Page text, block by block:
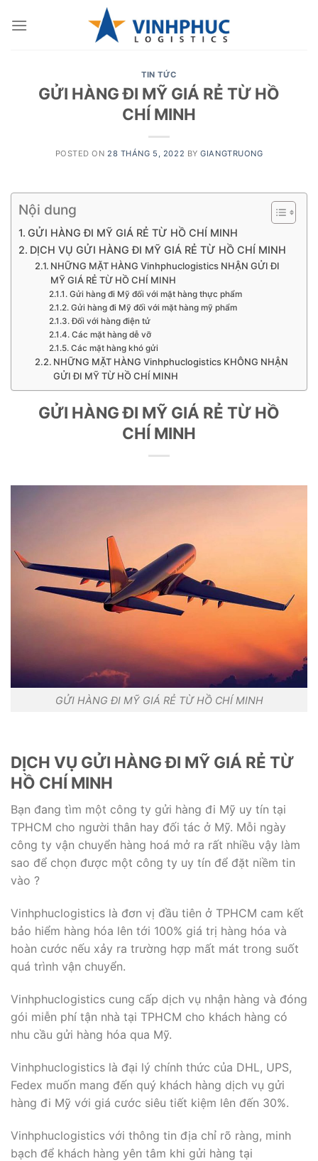
TIN TỨC
GỬI HÀNG ĐI MỸ GIÁ RẺ TỪ HỒ
CHÍ MINH
POSTED ON 28 THÁNG 5, 2022 BYGIANGTRUONG
Nội dung
GỬI HÀNG ĐI MỸ GIÁ RẺ TỪ HỒ CHÍ MINH
DỊCH VỤ GỬI HÀNG ĐI MỸ GIÁ RẺ TỪ HỒ CHÍ MINH
NHỮNG MẶT HÀNG Vinhphuclogistics NHẬN GỬI ĐI
MỸ GIÁ RẺ TỪ HỒ CHÍ MINH
Gửi hàng đi Mỹ đối với mặt hàng thực phẩm
Gửi hàng đi Mỹ đối với mặt hàng mỹ phẩm
Đối với hàng điện tử
Các mặt hàng dễ vỡ
Các mặt hàng khó gửi
NHỮNG MẶT HÀNG Vinhphuclogistics KHÔNG NHẬN
GỬI ĐI MỸ TỪ HỒ CHÍ MINH
GỬI HÀNG ĐI MỸ GIÁ RẺ TỪ HỒ
CHÍ MINH
GỬI HÀNG ĐI MỸ GIÁ RẺ TỪ HỒ CHÍ MINH
DỊCH VỤ GỬI HÀNG ĐI MỸ GIÁ RẺ TỪ
HỒ CHÍ MINH
Bạn đang tìm một công ty gửi hàng đi Mỹ uy tín tại
TPHCM cho người thân hay đối tác ở Mỹ. Mỗi ngày
công ty vận chuyển hàng hoá mở ra rất nhiều vậy làm
sao để chọn được một công ty uy tín để đặt niềm tin
vào ?
Vinhphuclogistics là đơn vị đầu tiên ở TPHCM cam kết
bảo hiểm hàng hóa lên tới 100% giá trị hàng hóa và
hoàn cước nếu xảy ra trường hợp mất mát trong suốt
quá trình vận chuyển.
Vinhphuclogistics cung cấp dịch vụ nhận hàng và đóng
gói miễn phí tận nhà tại TPHCM cho khách hàng có
nhu cầu gửi hàng hóa qua Mỹ.
Vinhphuclogistics là đại lý chính thức của DHL, UPS,
Fedex muốn mang đến quý khách hàng dịch vụ gửi
hàng đi Mỹ với giá cước siêu tiết kiệm lên đến 30%.
Vinhphuclogistics với thông tin địa chỉ rõ ràng, minh
bạch để khách hàng yên tâm khi gửi hàng tại